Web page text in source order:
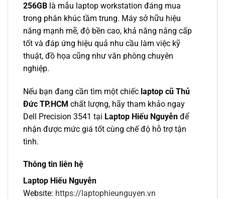
256GB là mẫu laptop workstation đáng mua
trong phân khúc tầm trung. Máy sở hữu hiệu
năng mạnh mẽ, độ bền cao, khả năng nâng cấp
tốt và đáp ứng hiệu quả nhu cầu làm việc kỹ
thuật, đồ họa cũng như văn phòng chuyên
nghiệp.
Nếu bạn đang cần tìm một chiếc laptop cũ Thủ
Đức TP.HCM chất lượng, hãy tham khảo ngay
Dell Precision 3541 tại Laptop Hiếu Nguyễn để
nhận được mức giá tốt cùng chế độ hỗ trợ tận
tình.
Thông tin liên hệ
Laptop Hiếu Nguyễn
Website: https://laptophieunguyen.vn